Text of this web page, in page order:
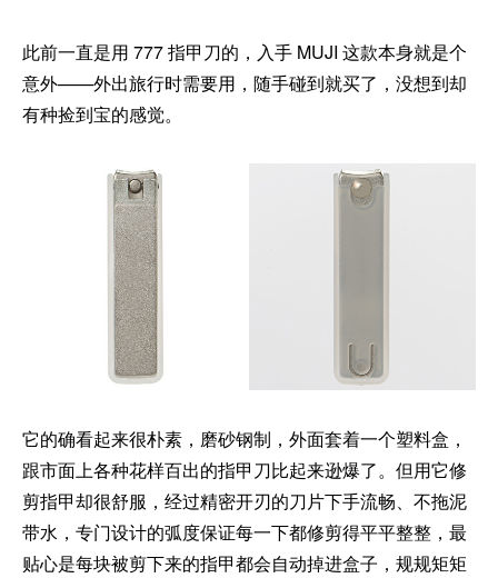
此前一直是用 777 指甲刀的，入手 MUJI 这款本身就是个
意外——外出旅行时需要用，随手碰到就买了，没想到却
有种捡到宝的感觉。
它的确看起来很朴素，磨砂钢制，外面套着一个塑料盒，
跟市面上各种花样百出的指甲刀比起来逊爆了。但用它修
剪指甲却很舒服，经过精密开刃的刀片下手流畅、不拖泥
带水，专门设计的弧度保证每一下都修剪得平平整整，最
贴心是每块被剪下来的指甲都会自动掉进盒子，规规矩矩